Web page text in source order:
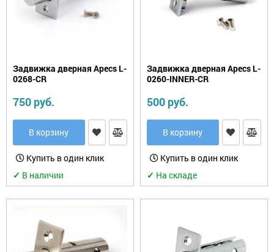
Замки
навесные
Замок
почтового
ящика
Замок
для
велосипеда
Замок
на
окна
для
китайских
дверей
(только
под
заказ
юрлиц)
Накладки/WC-
комплекты
Задвижки
Дверные
защелки
Цифры
дверные
Задвижка дверная Apecs L-
0268-CR
750 руб.
В корзину
Купить в один клик
✓ В наличии
Задвижка дверная Apecs L-
0260-INNER-CR
500 руб.
В корзину
Купить в один клик
✓ На складе